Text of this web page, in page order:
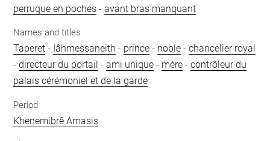
perruque en poches -avant bras manquant
Names and titles
Taperet - Iâhmessaneith - prince - noble -chancelier royal
-directeur du portail -ami unique - mère -contrôleur du
palais cérémoniel et de la garde
Period
Khenemibrê Amasis